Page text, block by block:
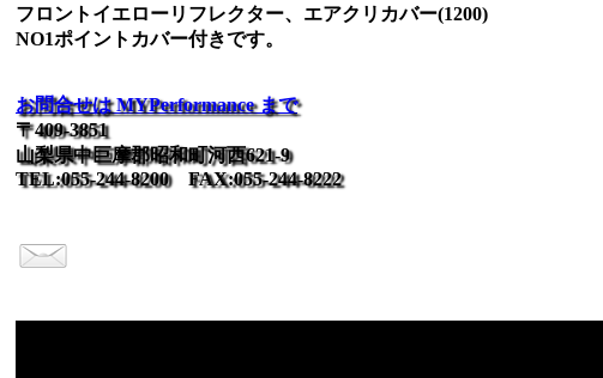
フロントイエローリフレクター、エアクリカバー(1200)
NO1ポイントカバー付きです。
お問合せは MYPerformance まで
〒409-3851
山梨県中巨摩郡昭和町河西621-9
TEL:055-244-8200 FAX:055-244-8222